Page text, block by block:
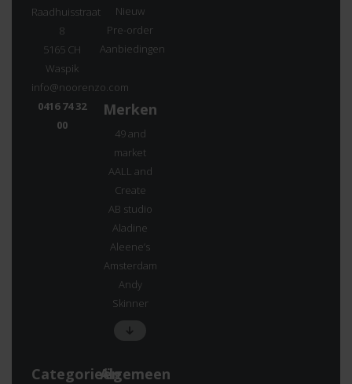
Raadhuisstraat
8
5165 CH
Waspik
info@noorenzo.com
0416 74 32
00
Nieuw
Pre-order
Aanbiedingen
Merken
49 and
market
AALL and
Create
AB studio
Aladine
Aleene’s
Amsterdam
Andy
Skinner
CategorieënAlgemeen